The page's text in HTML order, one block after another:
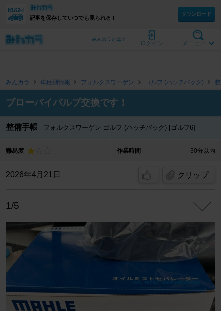
記事を保存していつでも見られる！
ダウンロード
メニュー
ログイン
みんカラとは？
みんカラ 車種別情報 フォルクスワーゲン ゴルフ (ハッチバック)
ブローバイバルブ交換です！
整備手帳 フォルクスワーゲン ゴルフ (ハッチバック) [ゴルフ6]
難易度 作業時間 30分以内
2026年4月21日 クリップ
1/5